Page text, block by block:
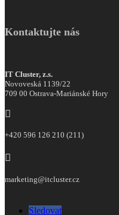
Kontaktujte nás
IT Cluster, z.s.
Novoveská 1139/22
709 00 Ostrava-Mariánské Hory

+420 596 126 210 (211)

marketing@itcluster.cz
Sledovat